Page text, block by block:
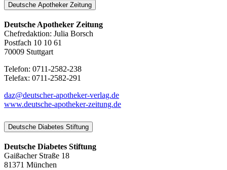
Deutsche Apotheker Zeitung
Deutsche Apotheker Zeitung
Chefredaktion: Julia Borsch
Postfach 10 10 61
70009 Stuttgart
Telefon: 0711-2582-238
Telefax: 0711-2582-291
daz@deutscher-apotheker-verlag.de
www.deutsche-apotheker-zeitung.de
Deutsche Diabetes Stiftung
Deutsche Diabetes Stiftung
Gaißacher Straße 18
81371 München